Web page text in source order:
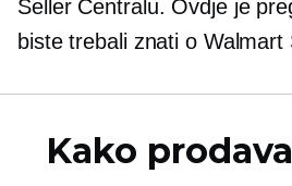
Seller Centralu. Ovdje je
biste trebali znati o Walmart
Kako